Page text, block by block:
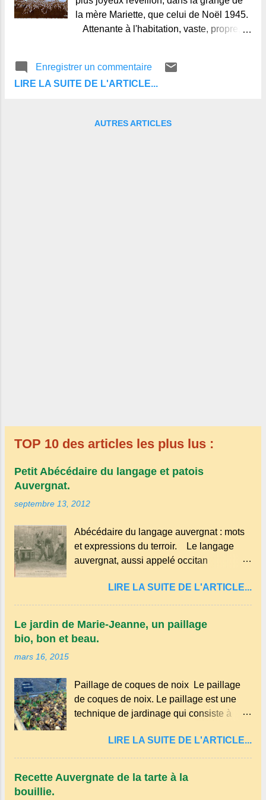
la mère Mariette, que celui de Noël 1945.
Attenante à l'habitation, vaste, propre,
magnifique des salles à manger. Des
branches de verdure : sapins, lierre, houx,
soigneusement débarrassées de leurs
Enregistrer un commentaire
LIRE LA SUITE DE L'ARTICLE...
AUTRES ARTICLES
TOP 10 des articles les plus lus :
Petit Abécédaire du langage et patois
Auvergnat.
septembre 13, 2012
Abécédaire du langage auvergnat : mots
et expressions du terroir. Le langage
auvergnat, aussi appelé occitan
parlé principalement en Auvergne et dans
certaines parties du Massif central . Il
romanes et est classé parmi les dialectes
et en traditions. Par exemple, on trouve
des mots typiques comme "agourer"
(s'accroupir) ou "aze" (âne, utilisé aussi
Souvenirs de la langue d’ Auvergne
particulièrement du Puy-de-Dôme . A
Adrillier : arbres de la famille...
LIRE LA SUITE DE L'ARTICLE...
Le jardin de Marie-Jeanne, un paillage
bio, bon et beau.
mars 16, 2015
Paillage de coques de noix Le paillage
de coques de noix. Le paillage est une
technique de jardinage qui consiste à
organiques, minéraux ou synthétiques
pour le protéger et améliorer sa fertilité. Il
présente plusieurs avantages : Réduction
des arrosages : Le paillage limite
LIRE LA SUITE DE L'ARTICLE...
Recette Auvergnate de la tarte à la
bouillie.